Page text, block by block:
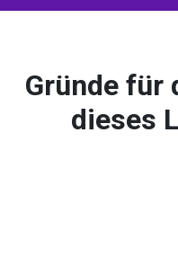
Gründe für
dieses